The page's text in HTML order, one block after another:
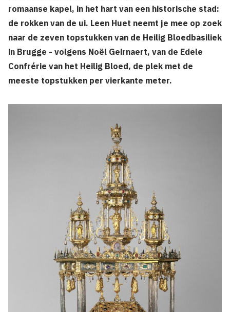
romaanse kapel, in het hart van een historische stad:
de rokken van de ui. Leen Huet neemt je mee op zoek
naar de zeven topstukken van de Heilig Bloedbasiliek
in Brugge - volgens Noël Geirnaert, van de Edele
Confrérie van het Heilig Bloed, de plek met de
meeste topstukken per vierkante meter.